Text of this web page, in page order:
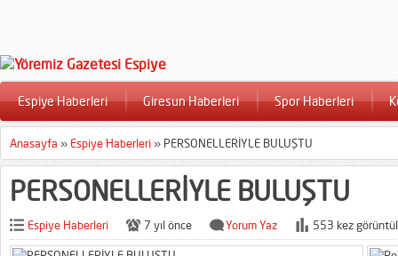
Espiye Haberleri Giresun Haberleri Spor Haberleri
Anasayfa » Espiye Haberleri » PERSONELLERİYLE BULUŞTU
PERSONELLERİYLE BULUŞTU
Espiye Haberleri 7 yıl önce Yorum Yaz 553 kez